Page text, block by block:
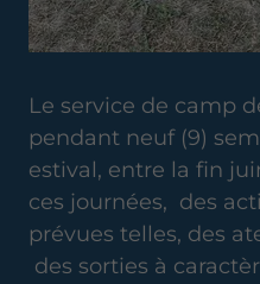
Le service de camp
pendant neuf (9)
estival, entre la fin
ces journées, des
prévues telles, des
des sorties à